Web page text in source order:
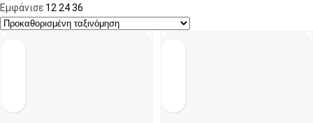
Εμφάνισε 122436